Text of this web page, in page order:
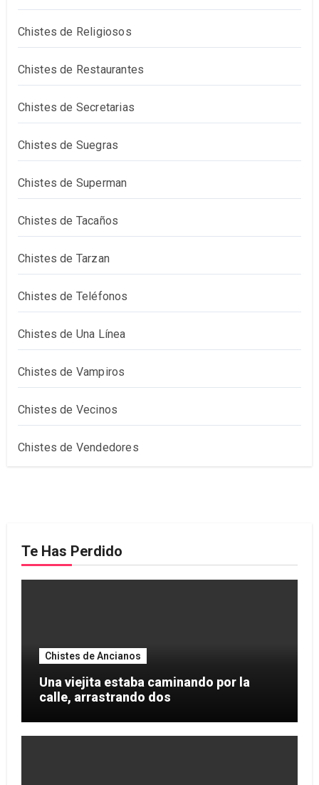
Chistes de Religiosos
Chistes de Restaurantes
Chistes de Secretarias
Chistes de Suegras
Chistes de Superman
Chistes de Tacaños
Chistes de Tarzan
Chistes de Teléfonos
Chistes de Una Línea
Chistes de Vampiros
Chistes de Vecinos
Chistes de Vendedores
Te Has Perdido
Chistes de Ancianos
Una viejita estaba caminando por la
calle, arrastrando dos